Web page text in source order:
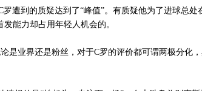
到的质疑达到了“峰值”。有质疑他为了进球总处
能力却占用年轻人机会的。
业界还是粉丝，对于C罗的评价都可谓两极分化，